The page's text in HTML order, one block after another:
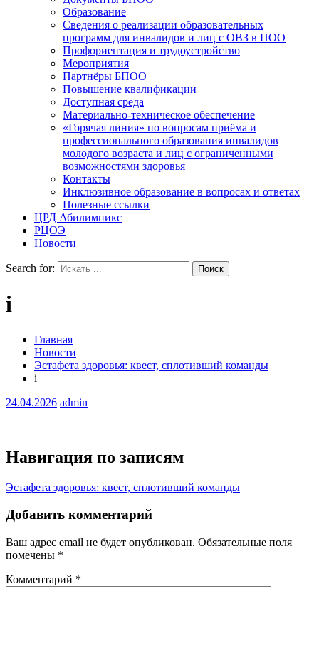
Образование
Сведения о реализации образовательных
программ для инвалидов и лиц с ОВЗ в ПОО
Профориентация и трудоустройство
Мероприятия
Партнёры БПОО
Повышение квалификации
Доступная среда
Материально-техническое обеспечение
«Горячая линия» по вопросам приёма и
профессионального образования инвалидов
молодого возраста и лиц с ограниченными
возможностями здоровья
Контакты
Инклюзивное образование в вопросах и ответах
Полезные ссылки
ЦРД Абилимпикс
РЦОЭ
Новости
Search for:
i
Главная
Новости
Эстафета здоровья: квест, сплотивший команды
i
24.04.2026 admin
Навигация по записям
Эстафета здоровья: квест, сплотивший команды
Добавить комментарий
Ваш адрес email не будет опубликован. Обязательные поля
помечены *
Комментарий *